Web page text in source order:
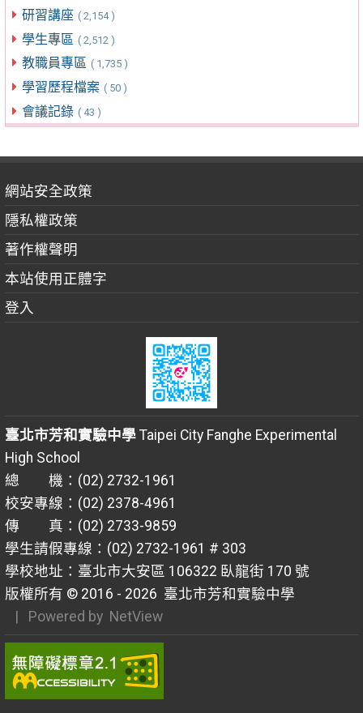
研習講座 ( 2,154 )
學生專區 ( 2,512 )
教職員專區 ( 1,735 )
學習歷程檔案 ( 50 )
會議記錄 ( 43 )
網站安全政策
隱私權政策
著作權聲明
本站使用正體字
登入
臺北市芳和實驗中學Taipei City Fanghe Experimental
High School
總 機：(02) 2732-1961
校安專線：(02) 2378-4961
傳 真：(02) 2733-9859
學生請假專線：(02) 2732-1961 # 303
學校地址：臺北市大安區 106322 臥龍街 170 號
版權所有 © 2016 - 2026 臺北市芳和實驗中學
| Powered by NetView